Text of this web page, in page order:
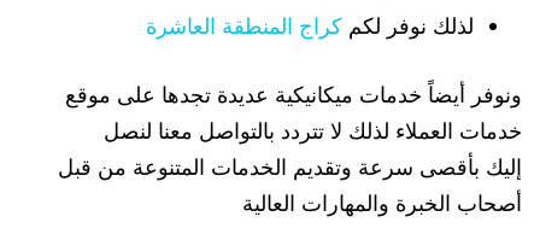
لذلك نوفر لكم كراج المنطقة العاشرة
ونوفر أيضاً خدمات ميكانيكية عديدة تجدها على موقع
خدمات العملاء لذلك لا تتردد بالتواصل معنا لنصل
إليك بأقصى سرعة وتقديم الخدمات المتنوعة من قبل
أصحاب الخبرة والمهارات العالية